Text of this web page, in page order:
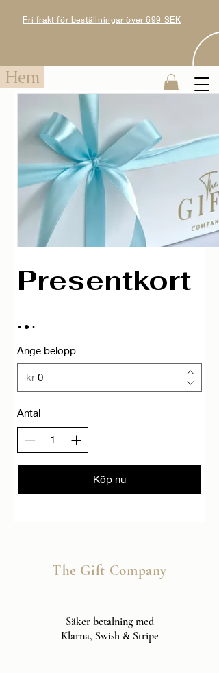
Fri frakt för beställningar över 699 SEK
Hem
Presentkort
Ange belopp
kr
Antal
Köp nu
The Gift Company
Säker betalning med
Klarna, Swish & Stripe